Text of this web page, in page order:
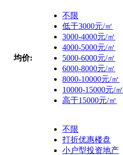
均价:
不限
低于3000元/㎡
3000-4000元/㎡
4000-5000元/㎡
5000-6000元/㎡
6000-8000元/㎡
8000-10000元/㎡
10000-15000元/㎡
高于15000元/㎡
不限
打折优惠楼盘
小户型投资地产